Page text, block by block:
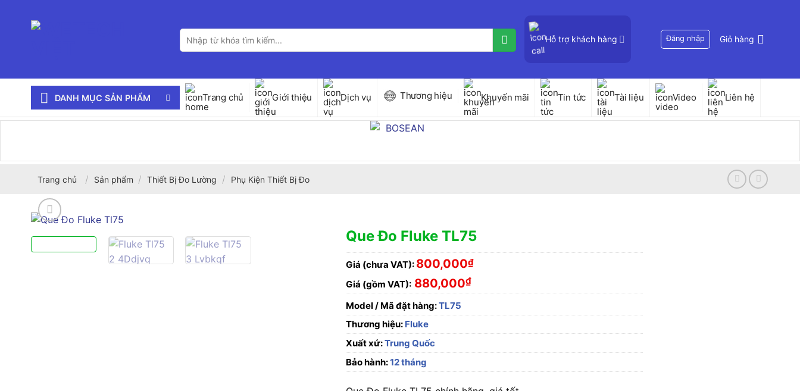
Tìm
kiếm:
Hỗ trợ khách hàng Đăng nhập Giỏ hàng
DANH MỤC SẢN PHẨM Trang chủ Giới thiệu Dịch vụ Thương hiệu Khuyến mãi Tin tức Tài liệu Video Liên hệ
Trang chủ / Sản phẩm / Thiết Bị Đo Lường / Phụ Kiện Thiết Bị Đo
Que Đo Fluke TL75
Giá (chưa VAT): 800,000₫
Giá (gồm VAT): 880,000₫
Model / Mã đặt hàng:TL75
Thương hiệu: Fluke
Xuất xứ:Trung Quốc
Bảo hành:12 tháng